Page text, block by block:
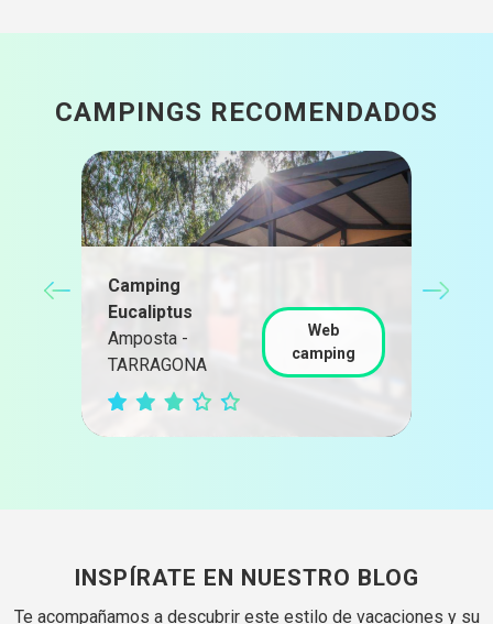
CAMPINGS RECOMENDADOS
Camping
Eucaliptus
Amposta -
TARRAGONA
Web
camping
INSPÍRATE EN NUESTRO BLOG
Te acompañamos a descubrir este estilo de vacaciones y su